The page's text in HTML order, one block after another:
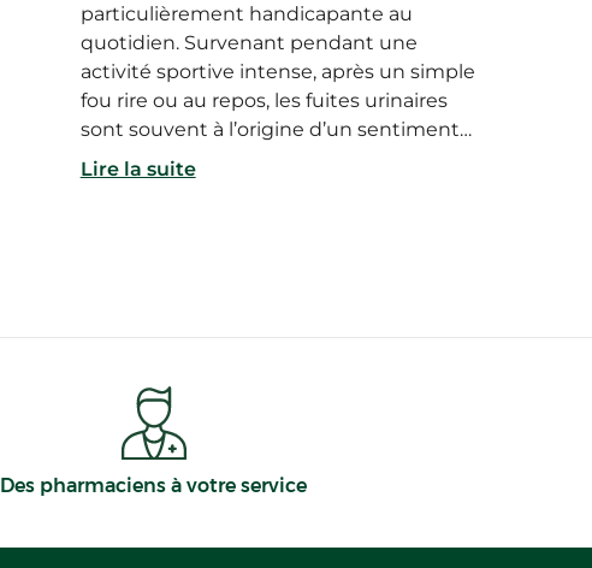
particulièrement handicapante au
quotidien. Survenant pendant une
activité sportive intense, après un simple
fou rire ou au repos, les fuites urinaires
sont souvent à l’origine d’un sentiment
d’embarras et d’un certain repli sur soi. Si
fuite urinaire ? Comment choisir la
se faire rembourser les protections
urinaires ? Explications.
Lire la suite
Des pharmaciens à votre service